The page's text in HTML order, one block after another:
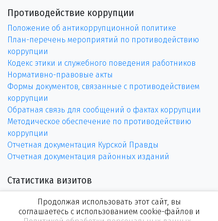
Противодействие коррупции
Положение об антикоррупционной политике
План-перечень мероприятий по противодействию
коррупции
Кодекс этики и служебного поведения работников
Нормативно-правовые акты
Формы документов, связанные с противодействием
коррупции
Обратная связь для сообщений о фактах коррупции
Методическое обеспечение по противодействию
коррупции
Отчетная документация Курской Правды
Отчетная документация районных изданий
Статистика визитов
Продолжая использовать этот сайт, вы
соглашаетесь с использованием cookie-файлов и